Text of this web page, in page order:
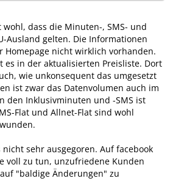
dass die Minuten-, SMS- und
Ausland gelten. Die Informationen
Homepage nicht wirklich vorhanden.
es in der aktualisierten Preisliste. Dort
wie unkonsequent das umgesetzt
ist zwar das Datenvolumen auch im
den Inklusivminuten und -SMS ist
Flat und Allnet-Flat sind wohl
sehr ausgegoren. Auf facebook
voll zu tun, unzufriedene Kunden
"baldige Änderungen" zu